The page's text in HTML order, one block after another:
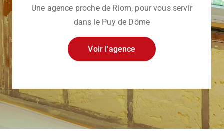
Une agence proche de Riom, pour vous servir
dans le Puy de Dôme
Voir l'agence